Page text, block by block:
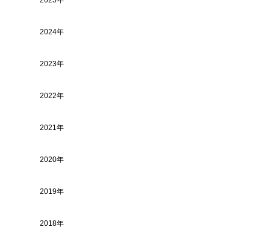
2024年
2023年
2022年
2021年
2020年
2019年
2018年